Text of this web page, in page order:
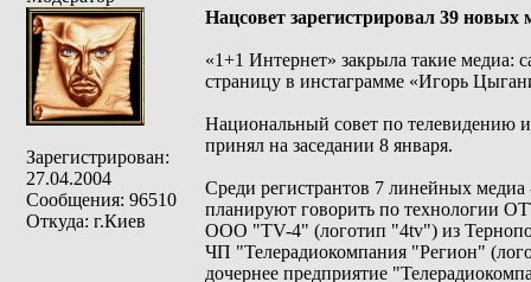
Зарегистрирован:
27.04.2004
Сообщения: 96510
Откуда: г.Киев
Нацсовет зарегистрировал 39
«1+1 Интернет» закрыла такие медиа:
страницу в инстаграмме «Игорь
Национальный совет по телевидению
принял на заседании 8 января.
Среди регистрантов 7 линейных медиа
планируют говорить по технологии
ООО "TV-4" (логотип "4tv") из
ЧП "Телерадиокомпания "Регион"
дочернее предприятие